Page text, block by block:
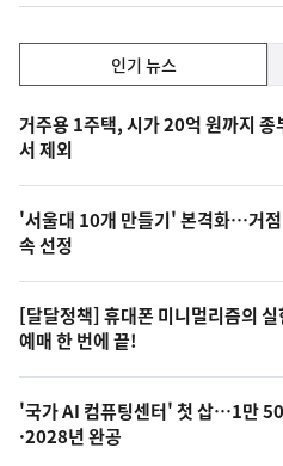
기,
최
신,
오
늘
의
영
상
오
인기 뉴스
인
기
뉴
스
거주용 1주택, 시가 20억 원까지 종
서 제외
'서울대 10개 만들기' 본격화…거점
속 선정
[달달정책] 휴대폰 미니멀리즘의
예매 한 번에 끝!
'국가 AI 컴퓨팅센터' 첫 삽…1만
·2028년 완공